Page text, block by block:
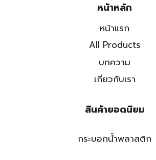
หน้าหลัก
หน้าแรก
All Products
บทความ
เกี่ยวกับเรา
สินค้ายอดนิยม
กระบอกน้ำพลาสติก